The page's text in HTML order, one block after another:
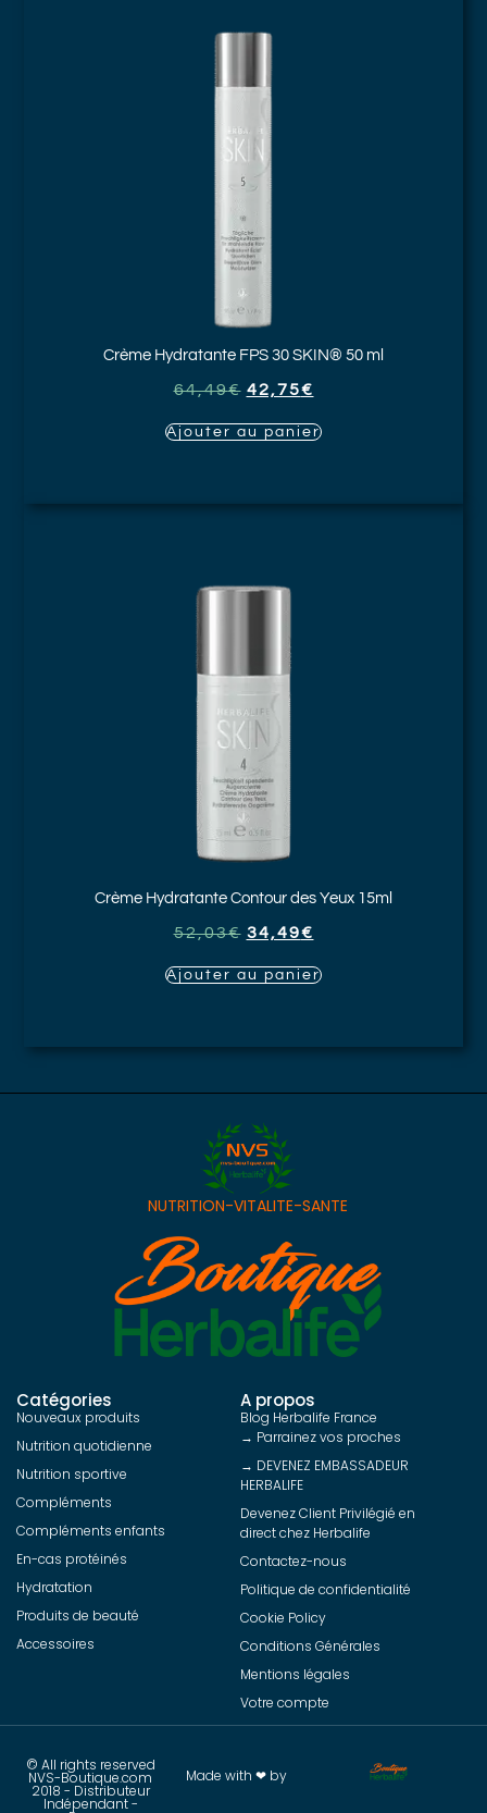
Crème Hydratante FPS 30 SKIN® 50 ml
64,49€ 42,75€
Ajouter au panier
Crème Hydratante Contour des Yeux 15ml
52,03€ 34,49€
Ajouter au panier
NUTRITION-VITALITE-SANTE
Catégories
Nouveaux produits
Nutrition quotidienne
Nutrition sportive
Compléments
Compléments enfants
En-cas protéinés
Hydratation
Produits de beauté
Accessoires
A propos
Blog Herbalife France
→ Parrainez vos proches
→ DEVENEZ EMBASSADEUR
HERBALIFE
Devenez Client Privilégié en
direct chez Herbalife
Contactez-nous
Politique de confidentialité
Cookie Policy
Conditions Générales
Mentions légales
Votre compte
© All rights reserved
NVS-Boutique.com
2018 - Distributeur
Indépendant -
Made with ❤ by